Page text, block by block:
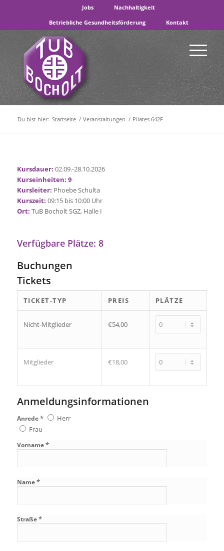
Jobs
Nachhaltigkeit
Betriebliche Gesundheitsförderung
Kontakt
Du bist hier: Startseite / Veranstaltungen / Pilates 642F
Kursdauer: 02.09.-28.10.2026
Kurseinheiten: 9
Kursleiter: Phoebe Schulta
Kurszeit: 09:15 bis 10:00 Uhr
Ort: TuB Bocholt SGZ, Halle I
Verfügbare Plätze: 8
Buchungen
Tickets
TICKET-TYP PREIS PLÄTZE
Nicht-Mitglieder €54,00
Mitglieder €18,00
Anmeldungsinformationen
Anrede*
Herr
Frau
Vorname*
Name*
Straße*